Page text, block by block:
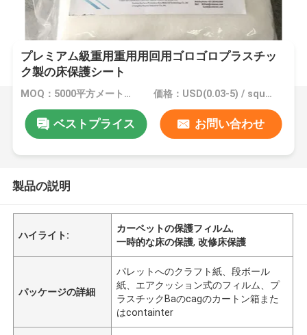
プレミアム級重用重用用回用ゴロゴロプラスチッ
ク製の床保護シート
MOQ：5000平方メートル、印刷を用いる10000平方メートル 価格：USD(0.03-5) / square meter
ベストプライス お問い合わせ
製品の説明
ハイライト:
カーペットの保護フィルム,
一時的な床の保護,改修床保護
パッケージの詳細
パレットへのクラフト紙、段ボール
紙、エアクッション式のフィルム、プ
ラスチックBaのcagのカートン箱また
はcontainter